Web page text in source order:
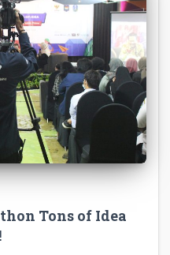
Tons of Idea